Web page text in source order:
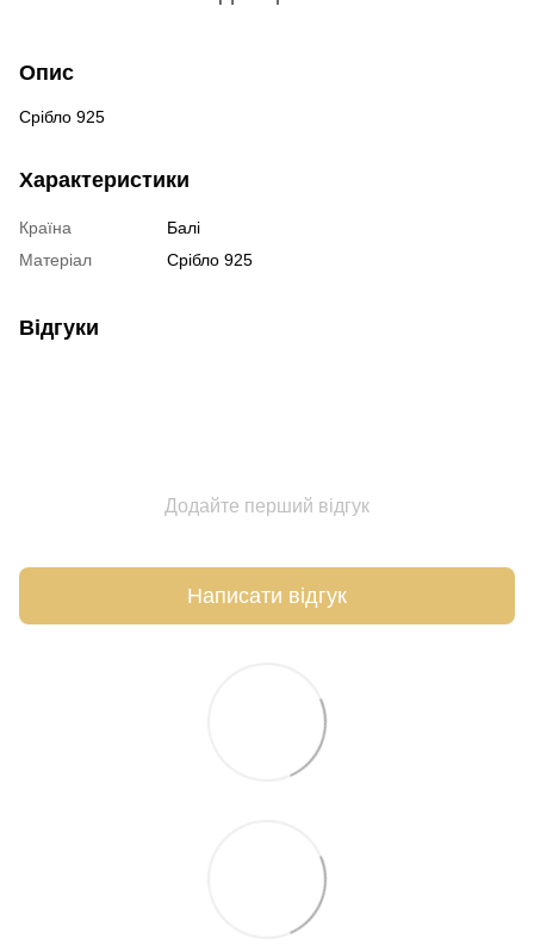
Опис
Срібло 925
Характеристики
Країна
Балі
Матеріал
Срібло 925
Відгуки
Додайте перший відгук
Написати відгук